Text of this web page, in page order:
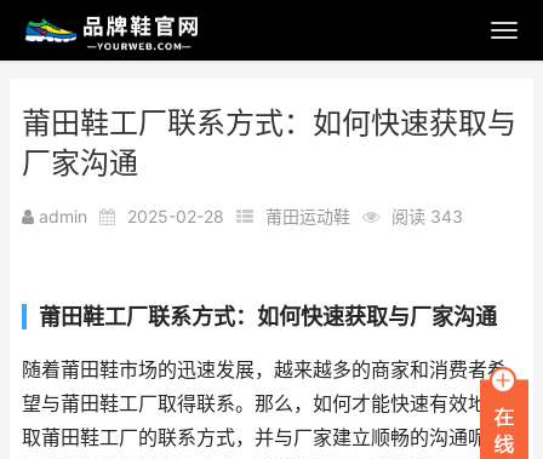
莆田鞋工厂联系方式：如何快速获取与
厂家沟通
admin 2025-02-28 莆田运动鞋 阅读 343
莆田鞋工厂联系方式：如何快速获取与厂家沟通
随着莆田鞋市场的迅速发展，越来越多的商家和消费者希
望与莆田鞋工厂取得联系。那么，如何才能快速有效地获
取莆田鞋工厂的联系方式，并与厂家建立顺畅的沟通呢？